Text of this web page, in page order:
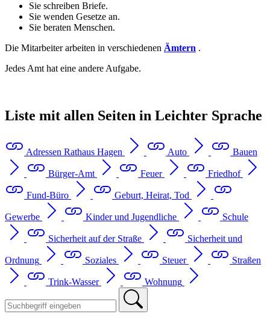
Sie schreiben Briefe.
Sie wenden Gesetze an.
Sie beraten Menschen.
Die Mitarbeiter arbeiten in verschiedenen Ämtern .
Jedes Amt hat eine andere Aufgabe.
Liste mit allen Seiten in Leichter Sprache
Adressen Rathaus Hagen Auto Bauen
Bürger-Amt Feuer Friedhof
Fund-Büro Geburt, Heirat, Tod
Gewerbe Kinder und Jugendliche Schule
Sicherheit auf der Straße Sicherheit und
Ordnung Soziales Steuer Straßen
Trink-Wasser Wohnung